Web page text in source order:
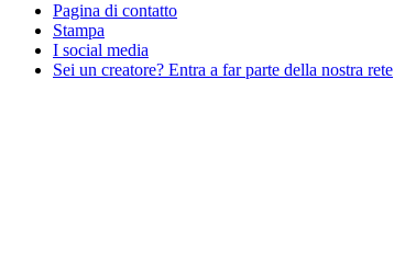
Pagina di contatto
Stampa
I social media
Sei un creatore? Entra a far parte della nostra rete